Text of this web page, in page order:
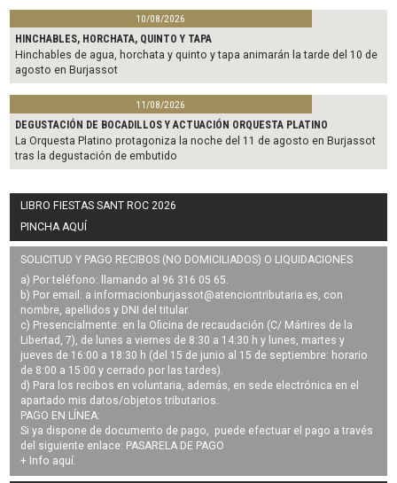
10/08/2026
HINCHABLES, HORCHATA, QUINTO Y TAPA
Hinchables de agua, horchata y quinto y tapa animarán la tarde del 10 de
agosto en Burjassot
11/08/2026
DEGUSTACIÓN DE BOCADILLOS Y ACTUACIÓN ORQUESTA PLATINO
La Orquesta Platino protagoniza la noche del 11 de agosto en Burjassot
tras la degustación de embutido
LIBRO FIESTAS SANT ROC 2026
PINCHA AQUÍ
SOLICITUD Y PAGO RECIBOS (NO DOMICILIADOS) O LIQUIDACIONES
a) Por teléfono: llamando al 96 316 05 65.
b) Por email: a informacionburjassot@atenciontributaria.es, con
nombre, apellidos y DNI del titular.
c) Presencialmente: en la Oficina de recaudación (C/ Mártires de la
Libertad, 7), de lunes a viernes de 8:30 a 14:30 h y lunes, martes y
jueves de 16:00 a 18:30 h (del 15 de junio al 15 de septiembre: horario
de 8:00 a 15:00 y cerrado por las tardes).
d) Para los recibos en voluntaria, además, en sede electrónica en el
apartado mis datos/objetos tributarios.
PAGO EN LÍNEA:
Si ya dispone de documento de pago, puede efectuar el pago a través
del siguiente enlace: PASARELA DE PAGO
+ Info aquí.